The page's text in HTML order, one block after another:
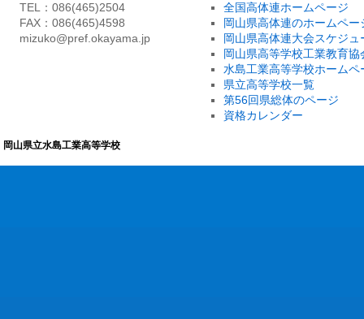
TEL：086(465)2504
FAX：086(465)4598
mizuko@pref.okayama.jp
全国高体連ホームページ
岡山県高体連のホームペー
岡山県高体連大会スケジュ
岡山県高等学校工業教育協
水島工業高等学校ホームペ
県立高等学校一覧
第56回県総体のページ
資格カレンダー
岡山県立水島工業高等学校